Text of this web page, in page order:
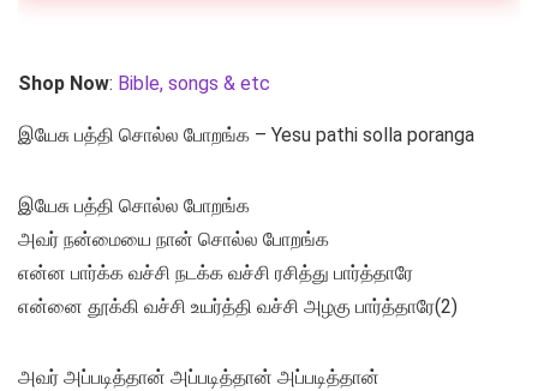
Shop Now: Bible, songs & etc
இயேசு பத்தி சொல்ல போறங்க – Yesu pathi solla poranga
இயேசு பத்தி சொல்ல போறங்க
அவர் நன்மையை நான் சொல்ல போறங்க
என்ன பார்க்க வச்சி நடக்க வச்சி ரசித்து பார்த்தாரே
என்னை தூக்கி வச்சி உயர்த்தி வச்சி அழகு பார்த்தாரே(2)
அவர் அப்படித்தான் அப்படித்தான் அப்படித்தான்